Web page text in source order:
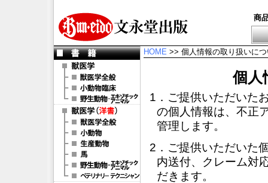
商
HOME >> 個人情報の取り扱いに
個人
1．ご提供いただいた
の個人情報は、不正
管理します。
2．ご提供いただいた
内送付、クレーム対
だきます。